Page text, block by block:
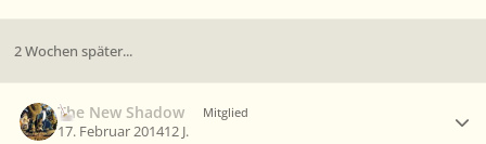
2 Wochen später...
The New Shadow Mitglied
17. Februar 201412 J.